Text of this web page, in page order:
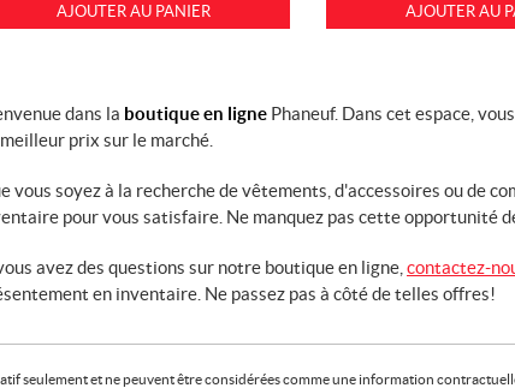
AJOUTER AU PANIER AJOUTER AU
dans la boutique en ligne Phaneuf. Dans cet espace,
prix sur le marché.
vous soyez à la recherche de vêtements, d'accessoires ou de
pour vous satisfaire. Ne manquez pas cette opportunité
avez des questions sur notre boutique en ligne, contactez-
en inventaire. Ne passez pas à côté de telles offres!
seulement et ne peuvent être considérées comme une information